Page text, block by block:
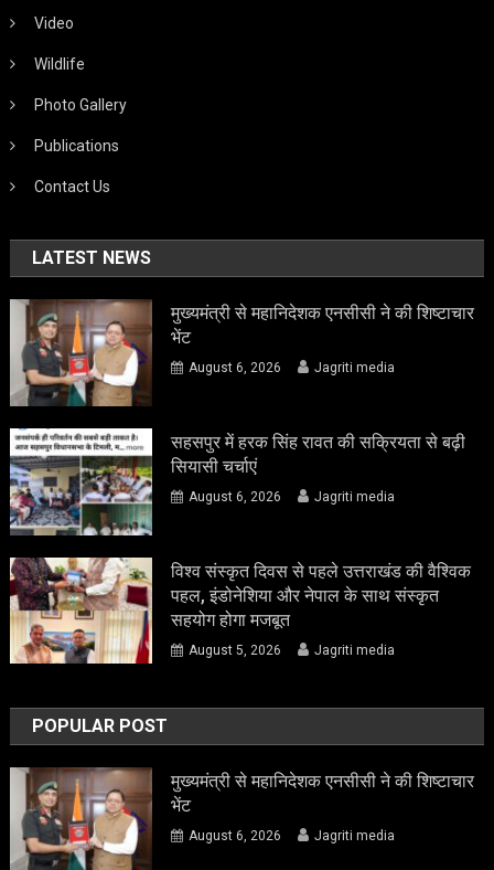
Video
Wildlife
Photo Gallery
Publications
Contact Us
LATEST NEWS
मुख्यमंत्री से महानिदेशक एनसीसी ने की शिष्टाचार
भेंट
August 6, 2026 Jagriti media
सहसपुर में हरक सिंह रावत की सक्रियता से बढ़ी
सियासी चर्चाएं
August 6, 2026 Jagriti media
विश्व संस्कृत दिवस से पहले उत्तराखंड की वैश्विक
पहल, इंडोनेशिया और नेपाल के साथ संस्कृत
सहयोग होगा मजबूत
August 5, 2026 Jagriti media
POPULAR POST
मुख्यमंत्री से महानिदेशक एनसीसी ने की शिष्टाचार
भेंट
August 6, 2026 Jagriti media